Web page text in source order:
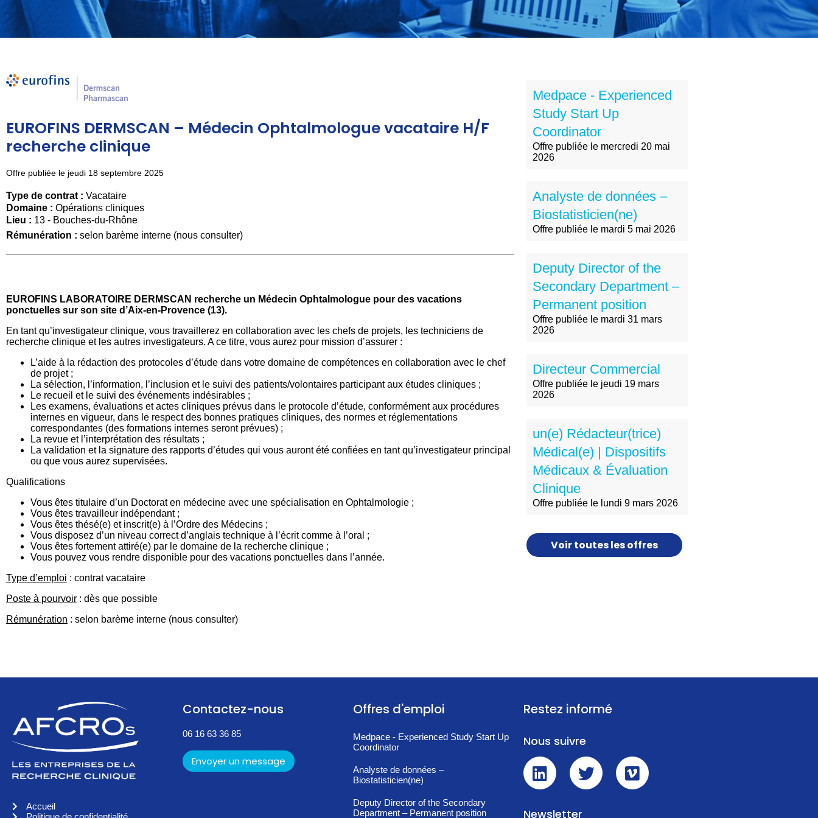
EUROFINS DERMSCAN – Médecin Ophtalmologue vacataire H/F
recherche clinique
Offre publiée le jeudi 18 septembre 2025
Type de contrat : Vacataire
Domaine : Opérations cliniques
Lieu : 13 - Bouches-du-Rhône
Rémunération : selon barème interne (nous consulter)
EUROFINS LABORATOIRE DERMSCAN recherche un Médecin Ophtalmologue pour des vacations
ponctuelles sur son site d’Aix-en-Provence (13).
En tant qu’investigateur clinique, vous travaillerez en collaboration avec les chefs de projets, les techniciens de
recherche clinique et les autres investigateurs. A ce titre, vous aurez pour mission d’assurer :
L’aide à la rédaction des protocoles d’étude dans votre domaine de compétences en collaboration avec le chef
de projet ;
La sélection, l’information, l’inclusion et le suivi des patients/volontaires participant aux études cliniques ;
Le recueil et le suivi des événements indésirables ;
Les examens, évaluations et actes cliniques prévus dans le protocole d’étude, conformément aux procédures
internes en vigueur, dans le respect des bonnes pratiques cliniques, des normes et réglementations
correspondantes (des formations internes seront prévues) ;
La revue et l’interprétation des résultats ;
La validation et la signature des rapports d’études qui vous auront été confiées en tant qu’investigateur principal
ou que vous aurez supervisées.
Qualifications
Vous êtes titulaire d’un Doctorat en médecine avec une spécialisation en Ophtalmologie ;
Vous êtes travailleur indépendant ;
Vous êtes thésé(e) et inscrit(e) à l’Ordre des Médecins ;
Vous disposez d’un niveau correct d’anglais technique à l’écrit comme à l’oral ;
Vous êtes fortement attiré(e) par le domaine de la recherche clinique ;
Vous pouvez vous rendre disponible pour des vacations ponctuelles dans l’année.
Type d’emploi : contrat vacataire
Poste à pourvoir : dès que possible
Rémunération : selon barème interne (nous consulter)
Medpace - Experienced
Study Start Up
Coordinator
Offre publiée le mercredi 20 mai
2026
Analyste de données –
Biostatisticien(ne)
Offre publiée le mardi 5 mai 2026
Deputy Director of the
Secondary Department –
Permanent position
Offre publiée le mardi 31 mars
2026
Directeur Commercial
Offre publiée le jeudi 19 mars
2026
un(e) Rédacteur(trice)
Médical(e) | Dispositifs
Médicaux & Évaluation
Clinique
Offre publiée le lundi 9 mars 2026
Voir toutes les offres
Accueil
Contactez-nous
06 16 63 36 85
Envoyer un message
Offres d'emploi
Medpace - Experienced Study Start Up
Coordinator
Analyste de données –
Biostatisticien(ne)
Deputy Director of the Secondary
Department – Permanent position
Restez informé
Nous suivre
Newsletter